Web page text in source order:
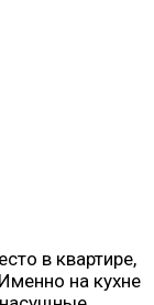
в квартире,
на кухне